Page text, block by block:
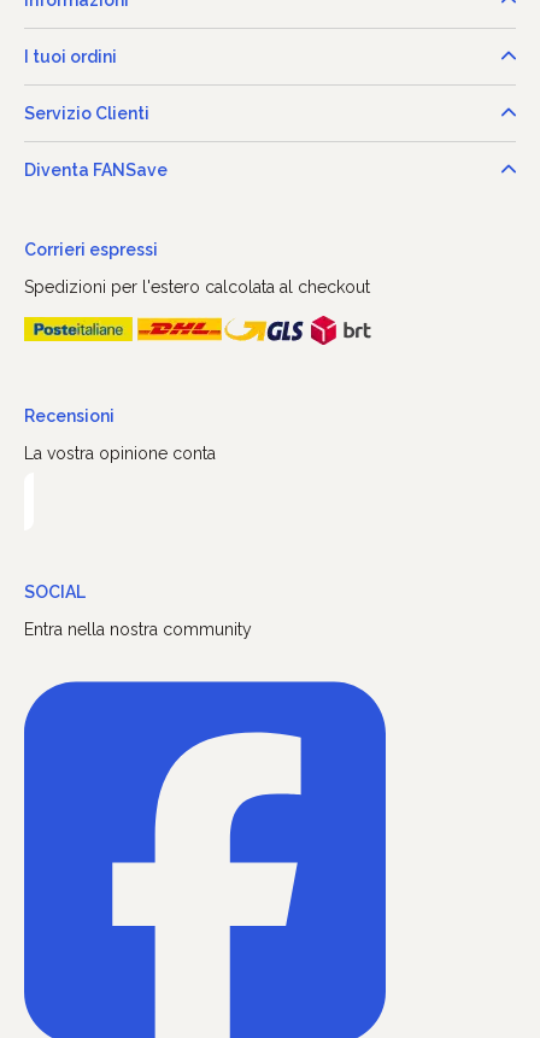
I tuoi ordini
Servizio Clienti
Diventa FANSave
Corrieri espressi
Spedizioni per l'estero calcolata al checkout
Recensioni
La vostra opinione conta
SOCIAL
Entra nella nostra community